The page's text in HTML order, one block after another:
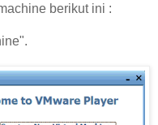
berikut ini :